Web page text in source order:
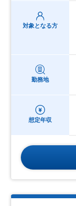
対象となる方
勤務地
想定年収